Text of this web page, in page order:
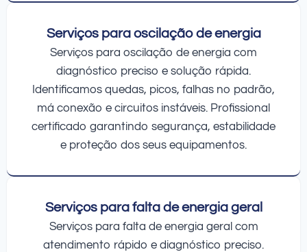
Serviços para oscilação de energia
Serviços para oscilação de energia com
diagnóstico preciso e solução rápida.
Identificamos quedas, picos, falhas no padrão,
má conexão e circuitos instáveis. Profissional
certificado garantindo segurança, estabilidade
e proteção dos seus equipamentos.
Serviços para falta de energia geral
Serviços para falta de energia geral com
atendimento rápido e diagnóstico preciso.